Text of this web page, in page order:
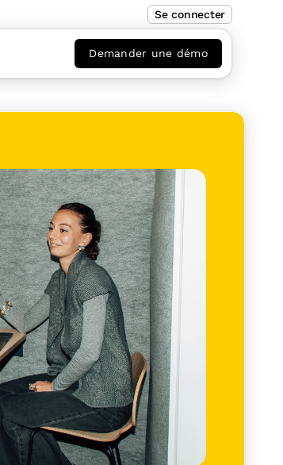
Se connecter
Demander une démo